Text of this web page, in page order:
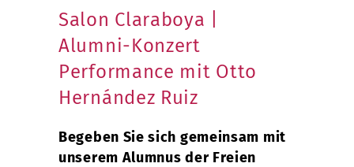
Salon Claraboya |
Alumni-Konzert
Performance mit Otto
Hernández Ruiz
Begeben Sie sich gemeinsam mit
unserem Alumnus der Freien